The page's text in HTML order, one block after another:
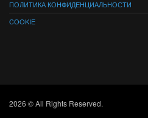
ПОЛИТИКА КОНФИДЕНЦИАЛЬНОСТИ
COOKIE
2026 © All Rights Reserved.